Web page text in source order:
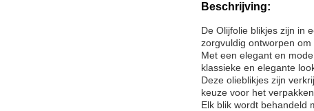
Beschrijving:
De Olijfolie blikjes zijn in
zorgvuldig ontworpen
Met een elegant en
klassieke en elegante
Deze olieblikjes zijn
keuze voor het
Elk blik wordt behandeld